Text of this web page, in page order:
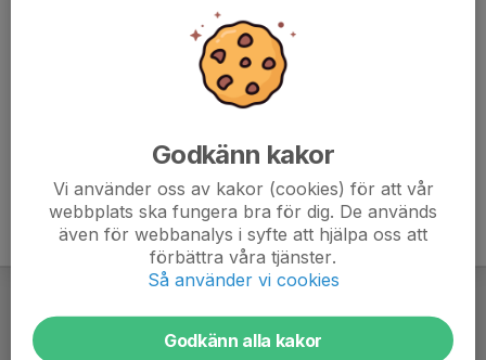
Godkänn kakor
Vi använder oss av kakor (cookies) för att vår
webbplats ska fungera bra för dig. De används
även för webbanalys i syfte att hjälpa oss att
förbättra våra tjänster.
Så använder vi cookies
Godkänn alla kakor